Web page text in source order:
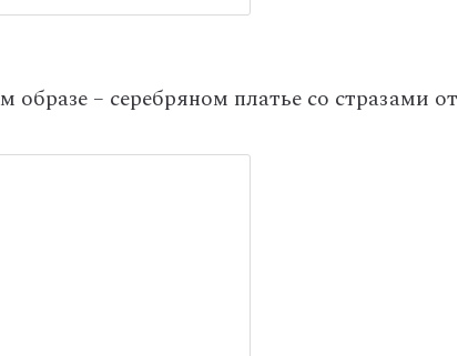
– серебряном платье со стразами от